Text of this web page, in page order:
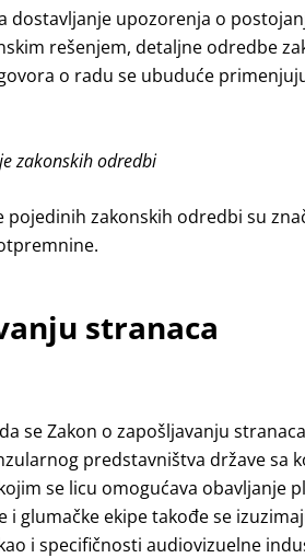
dostavljanje upozorenja o
rešenjem, detaljne odredbe
o radu se ubuduće
zakonskih odredbi
pojedinih zakonskih odredbi su
stranaca
se Zakon o zapošljavanju
predstavništva države sa
se licu omogućava obavljanje
i glumačke ekipe takođe se
i specifičnosti audiovizuelne